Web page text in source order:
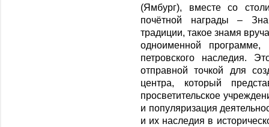
(Ямбург), вместе со
почётной награды –
традиции, такое знамя
одноименной программе,
петровского наследия.
отправной точкой для
центра, который
просветительское
и популяризация
и их наследия в